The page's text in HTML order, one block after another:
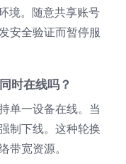
境。随意共享账号
安全验证而暂停服
时在线吗？
单一设备在线。当
制下线。这种轮换
带宽资源。